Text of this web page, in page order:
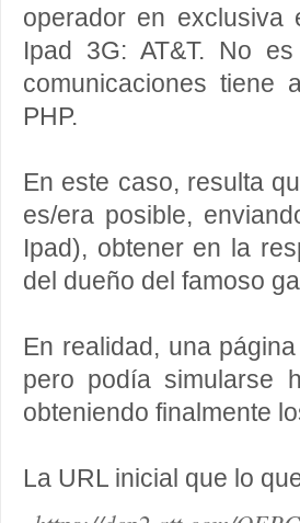
operador en
Ipad 3G: AT&T. No
comunicaciones tiene
PHP.
En este caso, resulta
es/era posible,
Ipad), obtener en la
del dueño del famoso
En realidad, una
pero podía simularse
obteniendo finalmente
La URL inicial que lo